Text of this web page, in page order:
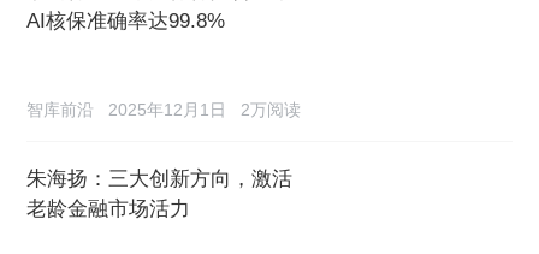
AI核保准确率达99.8%
智库前沿 2025年12月1日 2万阅读
朱海扬：三大创新方向，激活
老龄金融市场活力